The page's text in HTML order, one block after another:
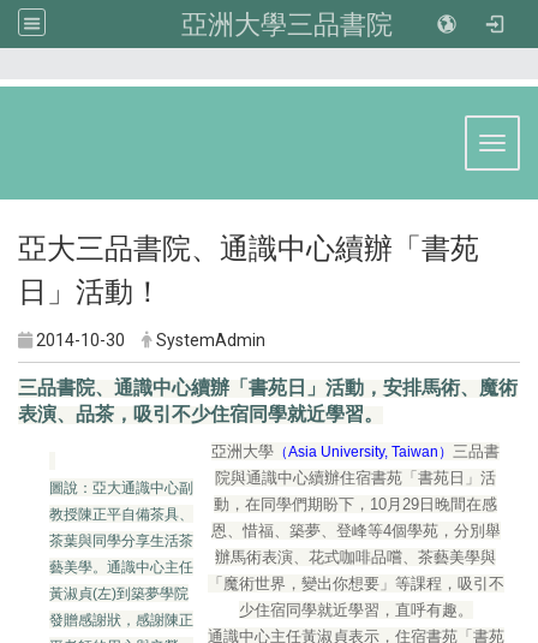
亞洲大學三品書院
亞大三品書院、通識中心續辦「書苑
日」活動！
2014-10-30 SystemAdmin
三品書院、通識中心續辦「書苑日」活動，安排馬術、魔術
表演、品茶，吸引不少住宿同學就近學習。
圖說：亞大通識中心副
教授陳正平自備茶具、
茶葉與同學分享生活茶
藝美學。通識中心主任
黃淑貞(左)到築夢學院
發贈感謝狀，感謝陳正
亞洲大學 （Asia University, Taiwan） 三品書
院與通識中心續辦住宿書苑「書苑日」活
動，在同學們期盼下，10月29日晚間在感
恩、惜福、築夢、登峰等4個學苑，分別舉
辦馬術表演、花式咖啡品嚐、茶藝美學與
「魔術世界，變出你想要」等課程，吸引不
少住宿同學就近學習，直呼有趣。
通識中心主任黃淑貞表示，住宿書苑「書苑